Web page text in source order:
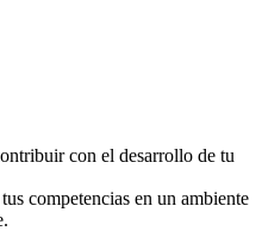
con el desarrollo de tu
competencias en un ambiente